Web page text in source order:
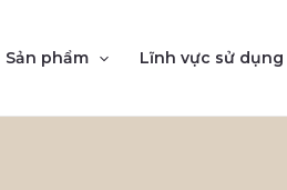
Sản phẩm Lĩnh vực sử dụng